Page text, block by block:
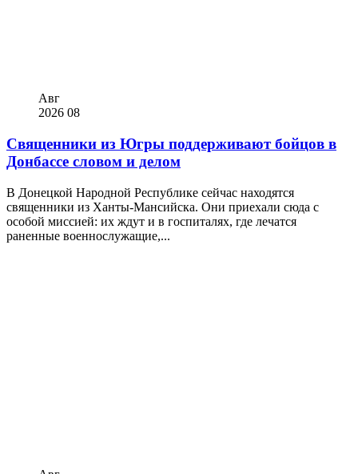
Авг
2026 08
Священники из Югры поддерживают бойцов в
Донбассе словом и делом
В Донецкой Народной Республике сейчас находятся
священники из Ханты-Мансийска. Они приехали сюда с
особой миссией: их ждут и в госпиталях, где лечатся
раненные военнослужащие,...